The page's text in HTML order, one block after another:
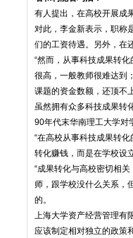
有人提出，在高校开展成
对此，李金新表示，职称
们的工资待遇。另外，在
“然而，从事科技成果转
很高，一般教师很难达到
课题的资金数额，还顶不
虽然拥有众多科技成果转
90年代末华南理工大学对
“在高校从事科技成果转
转化赚钱，而是在学校设
“成果转化与高校密切相
师，跟学校没什么关系，
的。
上海大学资产经营管理有
应该制定相对独立的政策